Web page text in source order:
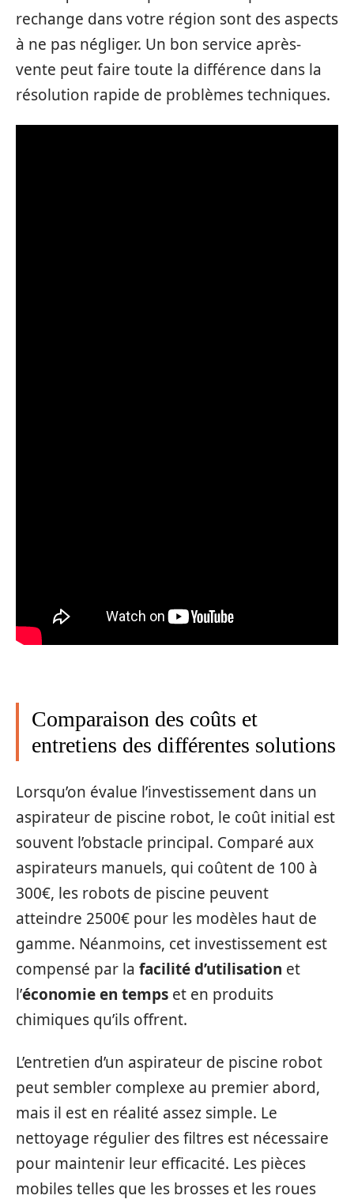
rechange dans votre région sont des aspects
à ne pas négliger. Un bon service après-
vente peut faire toute la différence dans la
résolution rapide de problèmes techniques.
Comparaison des coûts et
entretiens des différentes solutions
Lorsqu’on évalue l’investissement dans un
aspirateur de piscine robot, le coût initial est
souvent l’obstacle principal. Comparé aux
aspirateurs manuels, qui coûtent de 100 à
300€, les robots de piscine peuvent
atteindre 2500€ pour les modèles haut de
gamme. Néanmoins, cet investissement est
compensé par la facilité d’utilisation et
l’économie en temps et en produits
chimiques qu’ils offrent.
L’entretien d’un aspirateur de piscine robot
peut sembler complexe au premier abord,
mais il est en réalité assez simple. Le
nettoyage régulier des filtres est nécessaire
pour maintenir leur efficacité. Les pièces
mobiles telles que les brosses et les roues